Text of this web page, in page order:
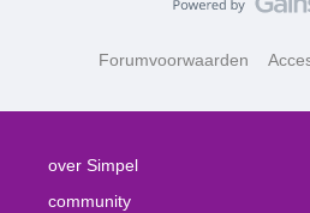
Forumvoorwaarden
over Simpel
community